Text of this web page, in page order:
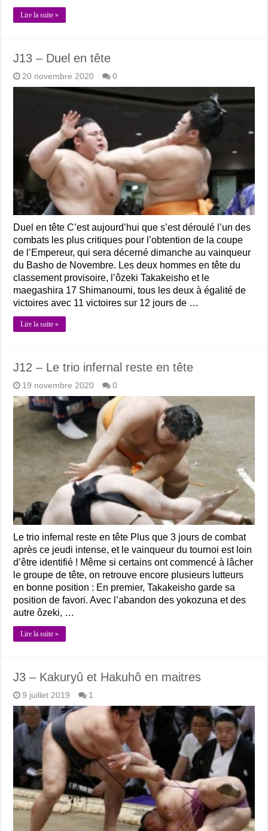
Lire la suite »
J13 – Duel en tête
20 novembre 2020 0
Duel en tête C’est aujourd’hui que s’est déroulé l’un des
combats les plus critiques pour l’obtention de la coupe
de l’Empereur, qui sera décerné dimanche au vainqueur
du Basho de Novembre. Les deux hommes en tête du
classement provisoire, l’ôzeki Takakeisho et le
maegashira 17 Shimanoumi, tous les deux à égalité de
victoires avec 11 victoires sur 12 jours de …
Lire la suite »
J12 – Le trio infernal reste en tête
19 novembre 2020 0
Le trio infernal reste en tête Plus que 3 jours de combat
après ce jeudi intense, et le vainqueur du tournoi est loin
d’être identifié ! Même si certains ont commencé à lâcher
le groupe de tête, on retrouve encore plusieurs lutteurs
en bonne position : En premier, Takakeisho garde sa
position de favori. Avec l’abandon des yokozuna et des
autre ôzeki, …
Lire la suite »
J3 – Kakuryû et Hakuhô en maitres
9 juillet 2019 1